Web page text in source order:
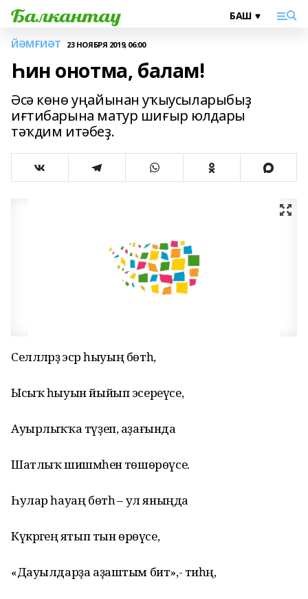
ЙӘМҒИӘТ 23 НОЯБРЯ 2019, 06:00
Һин онотма, балам!
Әсә көнө уңайынан уҡыусыларыбыҙ
иғтибарына матур шиғыр юлдары
тәҡдим итәбеҙ.
Селләләрҙә эсәр һыуың бөтһә,
Ысыҡ һыуын йыйып эсереүсе,
Ауырлыҡҡа түҙеп, аҙағында
Шатлыҡ шишмәһенә төшөрөүсе.
Һулар һауаң бөтһә – ул яныңда
Күкрәгеңә ятып тын өрөүсе,
«Дауылдарҙа аҙаштым бит»,- тиһәң,